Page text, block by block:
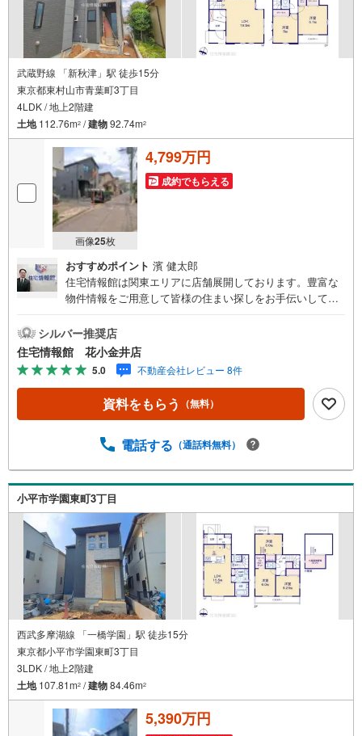
武蔵野線 「新秋津」駅 徒歩15分
東京都東村山市青葉町3丁目
4LDK / 地上2階建
土地112.76m2 /建物92.74m2
画像25枚
4,799万円
成約でもらえる
おすすめポイント 濱 健太郎
住宅情報館は関東エリアに店舗展開しております。豊富な
物件情報をご用意して皆様の住まい探しをお手伝いしてお
さい。【営業時間 10:00～19:00 火曜・水曜（祝日の場
合は営業いたします）】「資料請求」「内覧」のお問い合
わせは上記時間内ですとスムーズにご対応が可能です。ス
タッフ一同お客様のお問合せをお待ちしております。【住
宅ローン相談会】開催中無理のない住宅ローンの試算やご
購入の際にかかる諸費用の概算も行っております。しっか
気軽にご相談ください。お客様第一主義をモット-にお引越
実に努めさせて頂きます。住宅情報館にお越し頂けたら、
物件のご紹介だけではなく、お住まいの疑問、不安、お家
の事ならなんでもご相談いただけます。お客様の要望をお
伺いしながら誠心誠意、全力でサポートさせて頂きます。
お客様一人一人に合わせたライフプランのご提案をさせて
いただきます。お気軽にご相談ください。
シルバー推奨店
住宅情報館 花小金井店
5.0 不動産会社レビュー 8件
資料をもらう （無料）
電話する （通話料無料）
小平市学園東町3丁目
西武多摩湖線 「一橋学園」駅 徒歩15分
東京都小平市学園東町3丁目
3LDK / 地上2階建
土地107.81m2 /建物84.46m2
5,390万円